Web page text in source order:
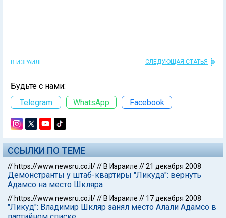
В ИЗРАИЛЕ СЛЕДУЮЩАЯ СТАТЬЯ
Будьте с нами:
Telegram
WhatsApp Facebook
ССЫЛКИ ПО ТЕМЕ
// https://www.newsru.co.il/// В Израиле //21 декабря 2008
Демонстранты у штаб-квартиры "Ликуда": вернуть
Адамсо на место Шкляра
// https://www.newsru.co.il/// В Израиле // 17 декабря 2008
"Ликуд": Владимир Шкляр занял место Алали Адамсо в